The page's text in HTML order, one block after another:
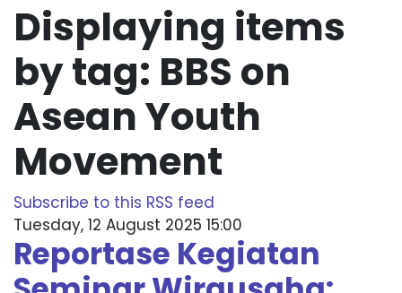
Displaying items
by tag: BBS on
Asean Youth
Movement
Subscribe to this RSS feed
Tuesday, 12 August 2025 15:00
Reportase Kegiatan